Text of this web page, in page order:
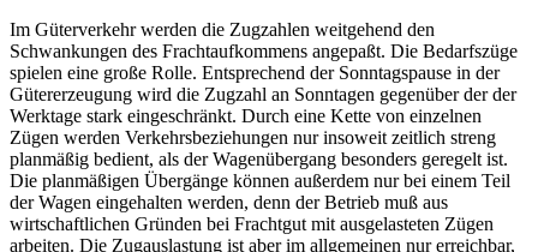
Im Güterverkehr werden die Zugzahlen weitgehend den
Schwankungen des Frachtaufkommens angepaßt. Die Bedarfszüge
spielen eine große Rolle. Entsprechend der Sonntagspause in der
Gütererzeugung wird die Zugzahl an Sonntagen gegenüber der der
Werktage stark eingeschränkt. Durch eine Kette von einzelnen
Zügen werden Verkehrsbeziehungen nur insoweit zeitlich streng
planmäßig bedient, als der Wagenübergang besonders geregelt ist.
Die planmäßigen Übergänge können außerdem nur bei einem Teil
der Wagen eingehalten werden, denn der Betrieb muß aus
wirtschaftlichen Gründen bei Frachtgut mit ausgelasteten Zügen
arbeiten. Die Zugauslastung ist aber im allgemeinen nur erreichbar,